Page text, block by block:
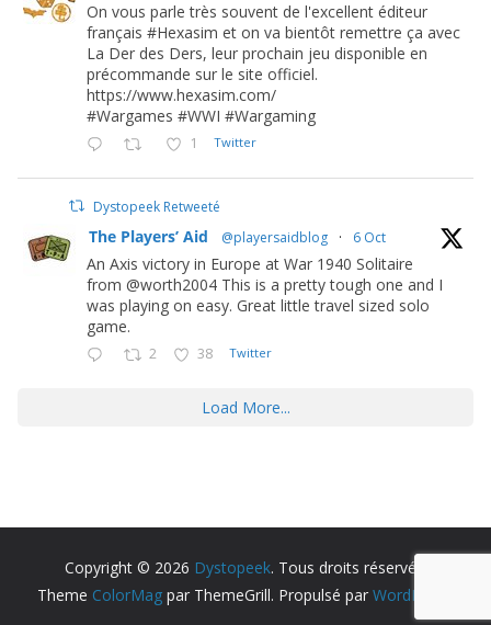
On vous parle très souvent de l'excellent éditeur
français #Hexasim et on va bientôt remettre ça avec
La Der des Ders, leur prochain jeu disponible en
précommande sur le site officiel.
https://www.hexasim.com/
#Wargames #WWI #Wargaming
1 Twitter
Dystopeek Retweeté
The Players’ Aid @playersaidblog · 6 Oct
An Axis victory in Europe at War 1940 Solitaire
from @worth2004 This is a pretty tough one and I
was playing on easy. Great little travel sized solo
game.
2 38 Twitter
Load More...
Copyright © 2026 Dystopeek. Tous droits réservés.
Theme ColorMag par ThemeGrill. Propulsé par WordPress